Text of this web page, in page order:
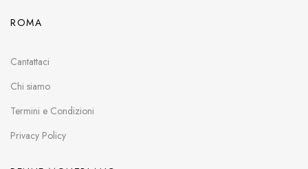
ROMA
Cantattaci
Chi siamo
Termini e Condizioni
Privacy Policy